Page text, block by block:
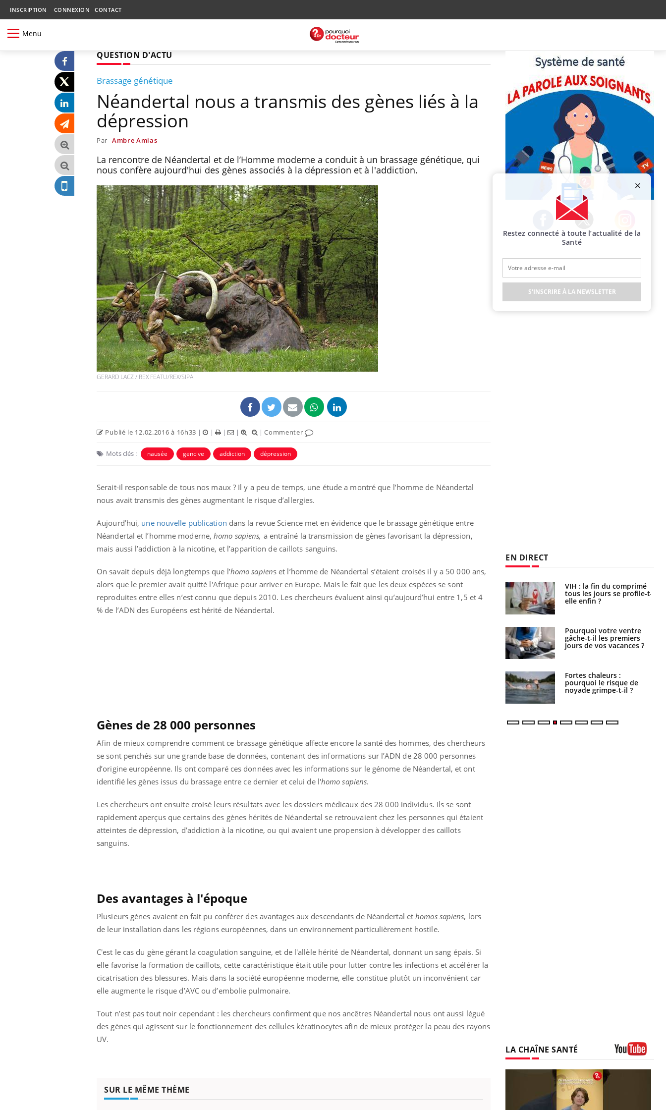
INSCRIPTION CONNEXION CONTACT
Menu
QUESTION D'ACTU
Brassage génétique
Néandertal nous a transmis des gènes liés à la
dépression
Par Ambre Amias
La rencontre de Néandertal et de l’Homme moderne a conduit à un brassage génétique, qui
nous confère aujourd'hui des gènes associés à la dépression et à l'addiction.
GERARD LACZ / REX FEATU/REX/SIPA
Publié le 12.02.2016 à 16h33 | | | | |Commenter
Mots clés : nausée gencive addiction dépression
Serait-il responsable de tous nos maux ? Il y a peu de temps, une étude a montré que l’homme de Néandertal
nous avait transmis des gènes augmentant le risque d’allergies.
Aujourd’hui, une nouvelle publication dans la revue Science met en évidence que le brassage génétique entre
Néandertal et l’homme moderne,homo sapiens, a entraîné la transmission de gènes favorisant la dépression,
mais aussi l’addiction à la nicotine, et l’apparition de caillots sanguins.
On savait depuis déjà longtemps que l’homo sapiens et l’homme de Néandertal s’étaient croisés il y a 50 000 ans,
alors que le premier avait quitté l'Afrique pour arriver en Europe. Mais le fait que les deux espèces se sont
reproduites entre elles n’est connu que depuis 2010. Les chercheurs évaluent ainsi qu’aujourd’hui entre 1,5 et 4
% de l’ADN des Européens est hérité de Néandertal.
Gènes de 28 000 personnes
Afin de mieux comprendre comment ce brassage génétique affecte encore la santé des hommes, des chercheurs
se sont penchés sur une grande base de données, contenant des informations sur l’ADN de 28 000 personnes
d’origine européenne. Ils ont comparé ces données avec les informations sur le génome de Néandertal, et ont
identifié les gènes issus du brassage entre ce dernier et celui de l'homo sapiens.
Les chercheurs ont ensuite croisé leurs résultats avec les dossiers médicaux des 28 000 individus. Ils se sont
rapidement aperçus que certains des gènes hérités de Néandertal se retrouvaient chez les personnes qui étaient
atteintes de dépression, d’addiction à la nicotine, ou qui avaient une propension à développer des caillots
sanguins.
Des avantages à l'époque
Plusieurs gènes avaient en fait pu conférer des avantages aux descendants de Néandertal ethomos sapiens, lors
de leur installation dans les régions européennes, dans un environnement particulièrement hostile.
C'est le cas du gène gérant la coagulation sanguine, et de l'allèle hérité de Néandertal, donnant un sang épais. Si
elle favorise la formation de caillots, cette caractéristique était utile pour lutter contre les infections et accélérer la
cicatrisation des blessures. Mais dans la société européenne moderne, elle constitue plutôt un inconvénient car
elle augmente le risque d’AVC ou d’embolie pulmonaire.
Tout n’est pas tout noir cependant : les chercheurs confirment que nos ancêtres Néandertal nous ont aussi légué
des gènes qui agissent sur le fonctionnement des cellules kératinocytes afin de mieux protéger la peau des rayons
UV.
SUR LE MÊME THÈME
Facebook Twitter Instagram
EN DIRECT
Mortalité infantile : un
rapport s’interroge sur
son taux élevé en France
Toujours connectés :
comment le travail
empiète de plus en plus
sur nos soirées
Les médicaments GLP-1
protègent-ils aussi les os
?
VIH : la fin du comprimé
tous les jours se profile-t-
elle enfin ?
Pourquoi votre ventre
gâche-t-il les premiers
jours de vos vacances ?
Fortes chaleurs :
pourquoi le risque de
noyade grimpe-t-il ?
LA CHAÎNE SANTÉ
Restez connecté à toute l’actualité de la
Santé
S'INSCRIRE À LA NEWSLETTER